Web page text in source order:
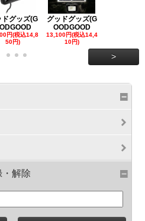
ドグッズ(G
円(税込14,8
50円)
グッドグッズ(G
OODGOOD
13,100円(税込14,4
10円)
>
・解除